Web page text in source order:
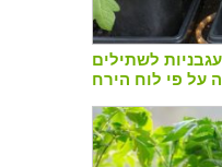
לשתילים
על פי לוח הירח